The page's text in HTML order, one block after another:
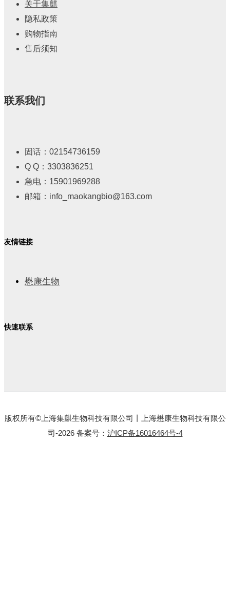
关于集麒
隐私政策
购物指南
售后须知
联系我们
固话：02154736159
Q Q：3303836251
急电：15901969288
邮箱：info_maokangbio@163.com
友情链接
懋康生物
快速联系
版权所有©上海集麒生物科技有限公司丨上海懋康生物科技有限公
司-2026 备案号： 沪ICP备16016464号-4